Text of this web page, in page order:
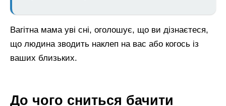
Вагітна мама уві сні, оголошує, що ви дізнаєтеся,
що людина зводить наклеп на вас або когось із
ваших близьких.
До чого сниться бачити